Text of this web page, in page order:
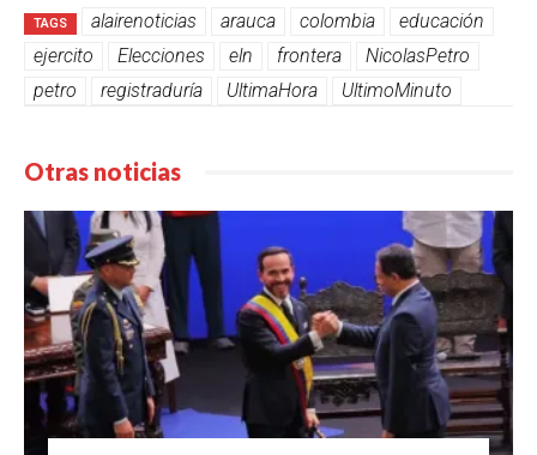
TAGS alairenoticias arauca colombia
educación
ejercito
Elecciones eln frontera
NicolasPetro
petro
registraduría UltimaHora UltimoMinuto
Otras noticias